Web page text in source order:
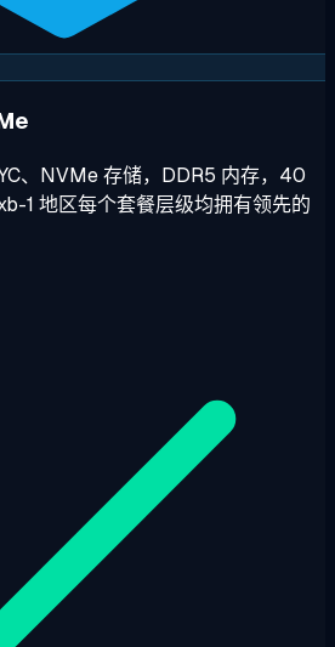
、NVMe 存储，DDR5 内存，40
1 地区每个套餐层级均拥有领先的